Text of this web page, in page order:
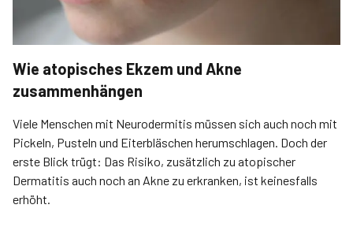
Wie atopisches Ekzem und Akne
zusammenhängen
Viele Menschen mit Neurodermitis müssen sich auch noch mit
Pickeln, Pusteln und Eiterbläschen herumschlagen. Doch der
erste Blick trügt: Das Risiko, zusätzlich zu atopischer
Dermatitis auch noch an Akne zu erkranken, ist keinesfalls
erhöht.